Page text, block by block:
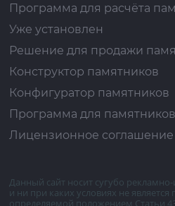
Программа для расчёта
Уже установлен
Решение для продажи
Конструктор памятников
Конфигуратор памятников
Программа для памятников
Лицензионное соглашение
Данный сайт носит сугубо
и ни при каких условиях не
определяемой положением Статьи